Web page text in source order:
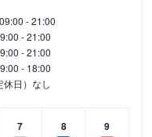
09:00 - 21:00
- 21:00
- 21:00
- 18:00
休日）なし
7
8
9